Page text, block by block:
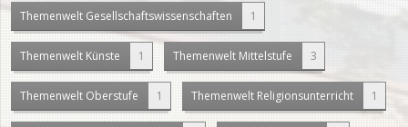
Themenwelt Gesellschaftswissenschaften 1
Themenwelt Künste 1 Themenwelt Mittelstufe 3
Themenwelt Oberstufe 1 Themenwelt Religionsunterricht 1